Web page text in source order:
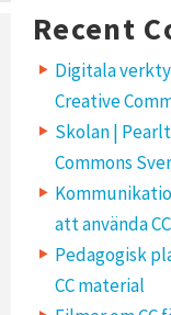
Recent
Digitala
Creative
Skolan |
Commons
att använda
Pedagogisk
CC material